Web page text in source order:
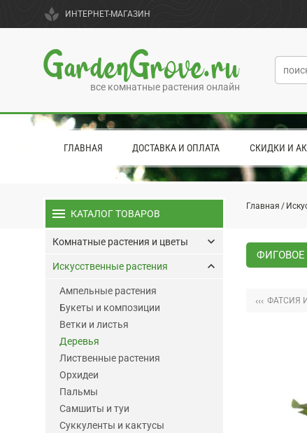
spa ИНТЕРНЕТ-МАГАЗИН
GardenGrove.ru
все комнатные растения онлайн
ГЛАВНАЯ ДОСТАВКА И ОПЛАТА СКИДКИ И
Главная
ФИГОВОЕ
‹‹‹ ФАТСИЯ
menu КАТАЛОГ ТОВАРОВ
Комнатные растения и цветы keyboard_arrow_down
Искусственные растения keyboard_arrow_up
Ампельные растения
Букеты и композиции
Ветки и листья
Деревья
Лиственные растения
Орхидеи
Пальмы
Самшиты и туи
Суккуленты и кактусы